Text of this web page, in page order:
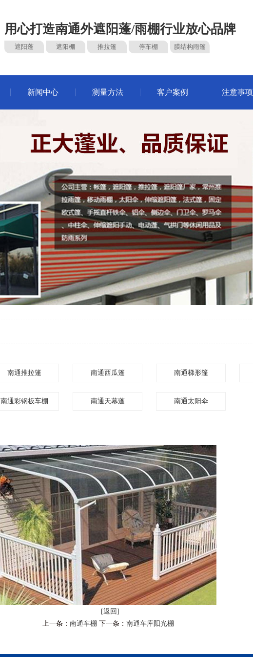
用心打造南通外遮阳蓬/雨棚行业放心品牌
遮阳蓬 遮阳棚 推拉篷 停车棚 膜结构雨篷
新闻中心 测量方法 客户案例 注意事项
南通推拉篷 南通西瓜篷 南通梯形篷
南通彩钢板车棚 南通天幕蓬 南通太阳伞
[返回]
上一条： 南通车棚 下一条： 南通车库阳光棚